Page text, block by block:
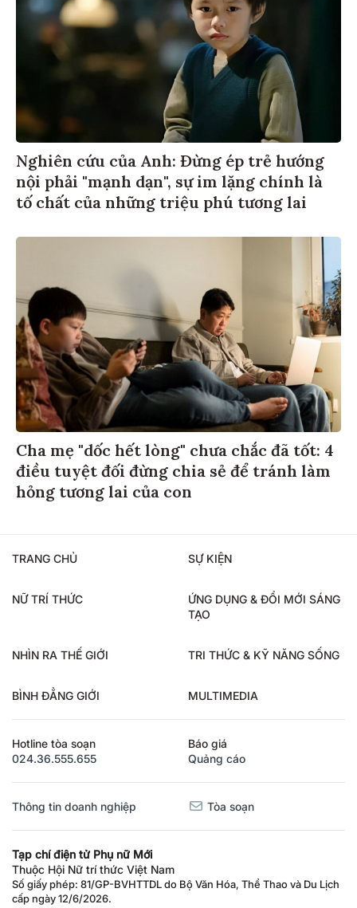
Nghiên cứu của Anh: Đừng ép trẻ hướng
nội phải "mạnh dạn", sự im lặng chính là
tố chất của những triệu phú tương lai
Cha mẹ "dốc hết lòng" chưa chắc đã tốt: 4
điều tuyệt đối đừng chia sẻ để tránh làm
hỏng tương lai của con
TRANG CHỦ SỰ KIỆN
NỮ TRÍ THỨC
ỨNG DỤNG & ĐỔI MỚI SÁNG
TẠO
NHÌN RA THẾ GIỚI TRI THỨC & KỸ NĂNG SỐNG
BÌNH ĐẲNG GIỚI MULTIMEDIA
Hotline tòa soạn
024.36.555.655
Báo giá
Quảng cáo
Thông tin doanh nghiệp Tòa soạn
Tạp chí điện tử Phụ nữ Mới
Thuộc Hội Nữ trí thức Việt Nam
Số giấy phép: 81/GP-BVHTTDL do Bộ Văn Hóa, Thể Thao và Du Lịch
cấp ngày 12/6/2026.